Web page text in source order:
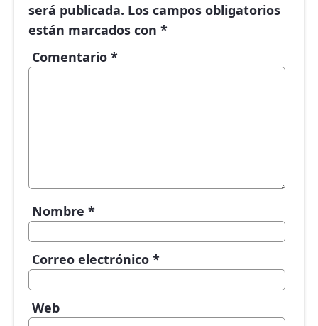
será publicada. Los campos obligatorios
están marcados con *
Comentario *
Nombre *
Correo electrónico *
Web